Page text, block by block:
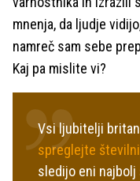
mnenja, da ljudje
namreč sam sebe
Kaj pa mislite vi?
Vsi ljubitelji
spreglejte
sledijo eni najbolj